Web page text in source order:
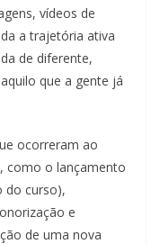
vídeos de
a trajetória ativa
de diferente,
que a gente já
ocorreram ao
como o lançamento
do curso),
e
de uma nova